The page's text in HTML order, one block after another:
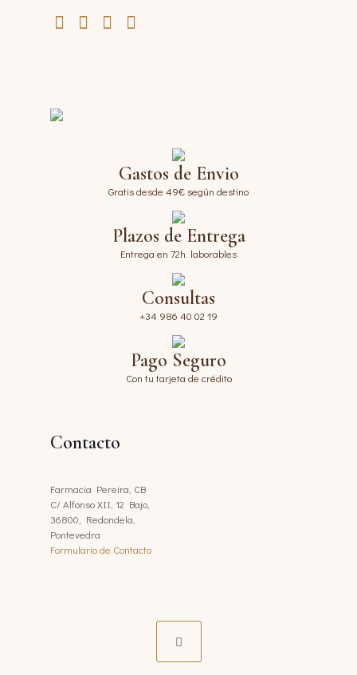
Gastos de Envio
Gratis desde 49€ según destino
Plazos de Entrega
Entrega en 72h. laborables
Consultas
+34 986 40 02 19
Pago Seguro
Con tu tarjeta de crédito
Contacto
Farmacia Pereira, CB
C/ Alfonso XII, 12 Bajo,
36800, Redondela,
Pontevedra
Formulario de Contacto